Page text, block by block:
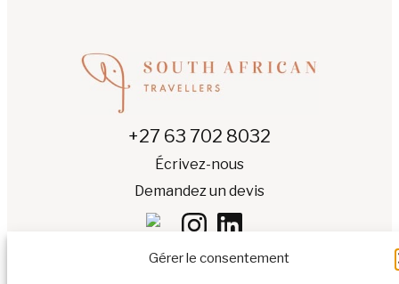
Gérer le consentement
+27 63 702 8032
Écrivez-nous
Demandez un devis